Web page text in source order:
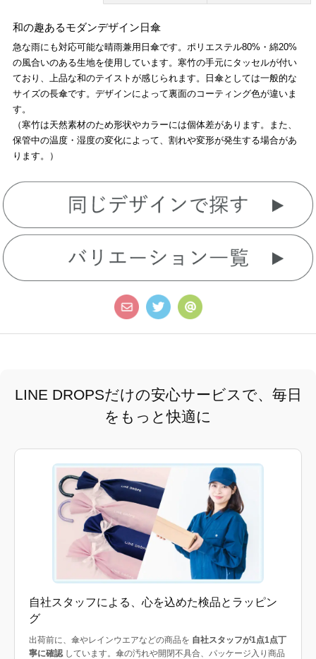
和の趣あるモダンデザイン日傘
急な雨にも対応可能な晴雨兼用日傘です。ポリエステル80%・綿20%
の風合いのある生地を使用しています。寒竹の手元にタッセルが付い
ており、上品な和のテイストが感じられます。日傘としては一般的な
サイズの長傘です。デザインによって裏面のコーティング色が違いま
す。
（寒竹は天然素材のため形状やカラーには個体差があります。また、
保管中の温度・湿度の変化によって、割れや変形が発生する場合があ
ります。）
LINE DROPSだけの安心サービスで、毎日
をもっと快適に
自社スタッフによる、心を込めた検品とラッピン
グ
出荷前に、傘やレインウエアなどの商品を 自社スタッフが1点1点丁
寧に確認しています。傘の汚れや開閉不具合、パッケージ入り商品